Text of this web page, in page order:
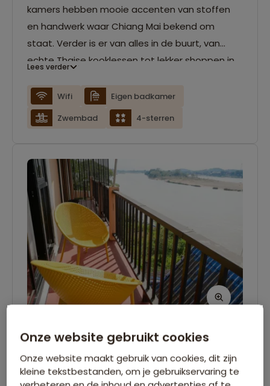
kamers hebben mooie accenten van stoffen
en handwerk waar Chiang Mai bekend om
staat. Verder is er van alles in de buurt, van
echte Thaise kooklessen tot lekker shoppen in
ook gewoon lekker tot rust komen met een
exotische cocktail aan het zwembad.
Lees verder
Wifi
Eigen badkamer
Zwembad
4-sterren
Riverside Houay Xai Hotel - Houay
Xai
Onze website gebruikt cookies
Onze website maakt gebruik van cookies, dit zijn
kleine tekstbestanden, om je gebruikservaring te